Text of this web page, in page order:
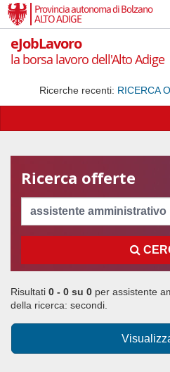
Provincia autonoma di Bolzano
ALTO ADIGE
eJobLavoro
la borsa lavoro dell'Alto Adige
Ricerche recenti: RICERCA
Ricerca offerte
Risultati 0 - 0 su 0 per assistente
della ricerca: secondi.